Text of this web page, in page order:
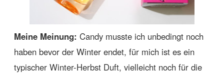
Meine Meinung: Candy musste ich unbedingt noch
haben bevor der Winter endet, für mich ist es ein
typischer Winter-Herbst Duft, vielleicht noch für die